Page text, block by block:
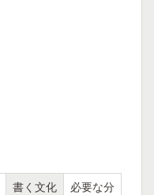
書く文化
必要な分